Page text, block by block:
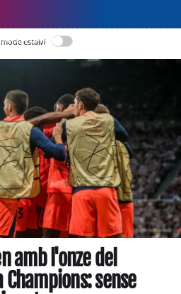
EN CATALÀ
mode estalvi
amb l'onze del
sense